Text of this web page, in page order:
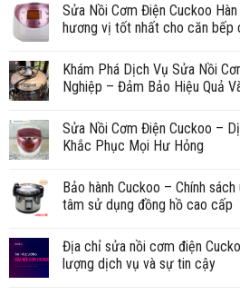
Sửa Nồi Cơm Điện Cuckoo
hương vị tốt nhất cho căn bếp
Khám Phá Dịch Vụ Sửa Nồi
Nghiệp – Đảm Bảo Hiệu Quả
Sửa Nồi Cơm Điện Cuckoo –
Khắc Phục Mọi Hư Hỏng
Bảo hành Cuckoo – Chính
tâm sử dụng đồng hồ cao cấp
Địa chỉ sửa nồi cơm điện
lượng dịch vụ và sự tin cậy